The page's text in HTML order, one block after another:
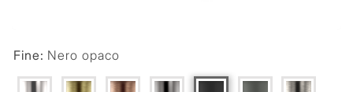
Fine: Nero opaco